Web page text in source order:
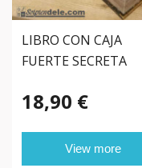
LIBRO CON CAJA
FUERTE SECRETA
18,90 €
View more